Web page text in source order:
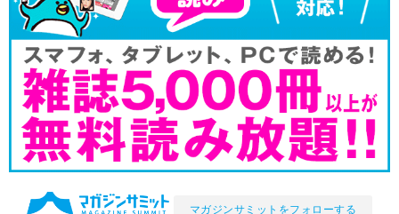
マガジンサミットをフォローする